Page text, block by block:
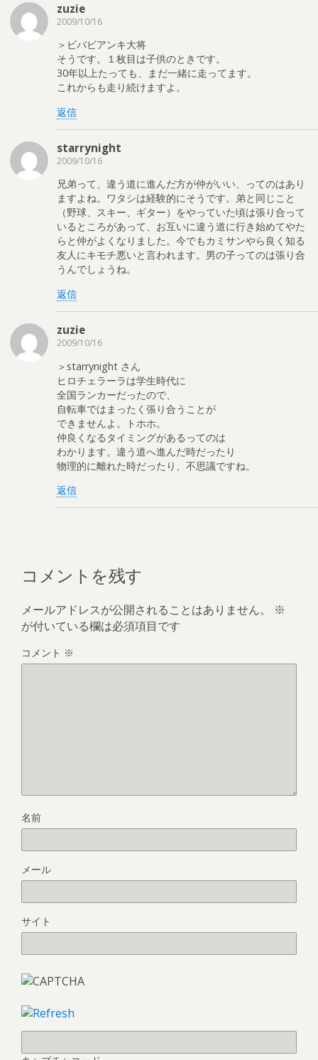
zuzie
2009/10/16
＞ビバビアンキ大将
そうです。１枚目は子供のときです。
30年以上たっても、まだ一緒に走ってます。
これからも走り続けますよ。
返信
starrynight
2009/10/16
兄弟って、違う道に進んだ方が仲がいい、ってのはあり
ますよね。ワタシは経験的にそうです。弟と同じこと
（野球、スキー、ギター）をやっていた頃は張り合って
いるところがあって、お互いに違う道に行き始めてやた
らと仲がよくなりました。今でもカミサンやら良く知る
友人にキモチ悪いと言われます。男の子ってのは張り合
うんでしょうね。
返信
zuzie
2009/10/16
＞starrynight さん
ヒロチェラーラは学生時代に
全国ランカーだったので、
自転車ではまったく張り合うことが
できませんよ。トホホ。
仲良くなるタイミングがあるってのは
わかります。違う道へ進んだ時だったり
物理的に離れた時だったり、不思議ですね。
返信
コメントを残す
メールアドレスが公開されることはありません。
※
が付いている欄は必須項目です
コメント ※
名前
メール
サイト